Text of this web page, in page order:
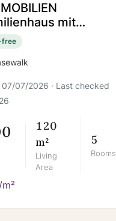
mit
dicht
free
07/07/2026 · Last checked
120
m²
Living
Area
5
Rooms